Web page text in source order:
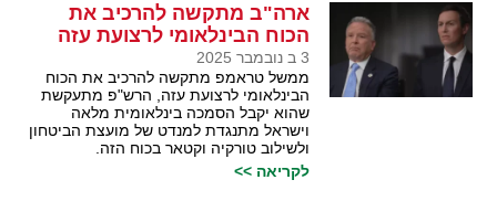
ארה"ב מתקשה להרכיב את
הכוח הבינלאומי לרצועת עזה
3 ב נובמבר 2025
ממשל טראמפ מתקשה להרכיב את הכוח
הבינלאומי לרצועת עזה, הרש"פ מתעקשת
שהוא יקבל הסמכה בינלאומית מלאה
וישראל מתנגדת למנדט של מועצת הביטחון
ולשילוב טורקיה וקטאר בכוח הזה.
לקריאה >>